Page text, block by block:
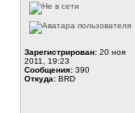
Зарегистрирован: 20 ноя
2011, 19:23
Сообщения: 390
Откуда: BRD